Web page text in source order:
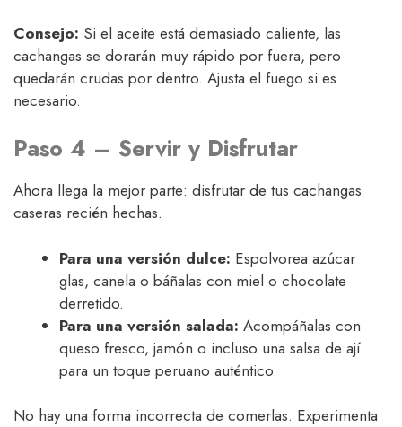
Consejo: Si el aceite está demasiado caliente, las
cachangas se dorarán muy rápido por fuera, pero
quedarán crudas por dentro. Ajusta el fuego si es
necesario.
Paso 4 – Servir y Disfrutar
Ahora llega la mejor parte: disfrutar de tus cachangas
caseras recién hechas.
Para una versión dulce: Espolvorea azúcar
glas, canela o báñalas con miel o chocolate
derretido.
Para una versión salada: Acompáñalas con
queso fresco, jamón o incluso una salsa de ají
para un toque peruano auténtico.
No hay una forma incorrecta de comerlas. Experimenta